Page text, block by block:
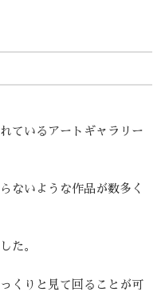
ているアートギャラリー
ないような作品が数多く
た。
くりと見て回ることが可